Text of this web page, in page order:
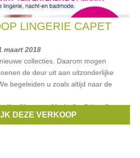
LINGERIE CAPET
maart 2018
collecties. Daarom mogen
de deur uit aan uitzonderlijke
begeleiden u zoals altijd naar de
,Charmor,Marie Jo,Prima Donna,
DEZE VERKOOP